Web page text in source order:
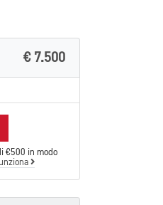
€ 7.500
€500 in modo